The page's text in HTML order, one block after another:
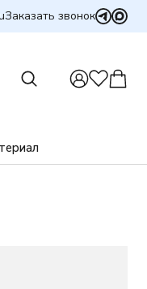
Заказать звонок